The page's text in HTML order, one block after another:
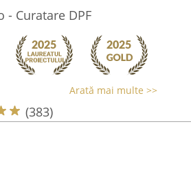
- Curatare DPF
Arată mai multe >>
(383)